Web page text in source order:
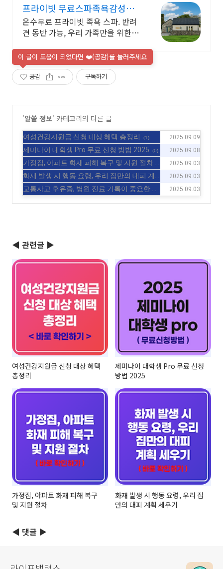
프라이빗 무료스파족욕감성숙
소 제주 돌담감성, 반려견 환영
온수무료 프라이빗 족욕 스파. 반려
견 동반 가능, 우리 가족만을 위한 힐
접 짓고 꾸민 정성 가득 감성 스테이,
야외 바베큐
이 글이 도움이 되었다면 ❤️(공감)를 눌러주세요
공감 구독하기
'알쓸 정보' 카테고리의 다른 글
여성건강지원금 신청 대상 혜택 총정리 (1) 2025.09.09
제미나이 대학생 Pro 무료 신청 방법 2025 (0) 2025.09.08
가정집, 아파트 화재 피해 복구 및 지원 절차
(0)
2025.09.03
화재 발생 시 행동 요령, 우리 집만의 대피 계
획 세우기
(0)
2025.09.03
교통사고 후유증, 병원 진료 기록이 중요한 이
2025.09.03
◀ 관련글 ▶
여성건강지원금 신청 대상 혜택
총정리
제미나이 대학생 Pro 무료 신청
방법 2025
가정집, 아파트 화재 피해 복구
및 지원 절차
화재 발생 시 행동 요령, 우리 집
만의 대피 계획 세우기
◀ 댓글 ▶